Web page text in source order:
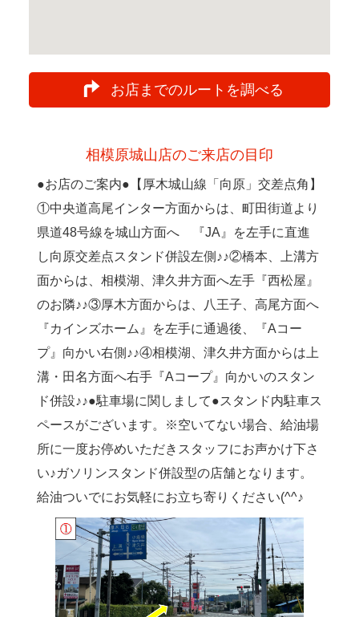
お店までのルートを調べる
相模原城山店のご来店の目印
●お店のご案内●【厚木城山線「向原」交差点角】
①中央道高尾インター方面からは、町田街道より
県道48号線を城山方面へ 『JA』を左手に直進
し向原交差点スタンド併設左側♪♪②橋本、上溝方
面からは、相模湖、津久井方面へ左手『西松屋』
のお隣♪♪③厚木方面からは、八王子、高尾方面へ
『カインズホーム』を左手に通過後、『Aコー
プ』向かい右側♪♪④相模湖、津久井方面からは上
溝・田名方面へ右手『Aコープ』向かいのスタン
ド併設♪♪●駐車場に関しまして●スタンド内駐車ス
ペースがございます。※空いてない場合、給油場
所に一度お停めいただきスタッフにお声かけ下さ
い♪ガソリンスタンド併設型の店舗となります。
給油ついでにお気軽にお立ち寄りください(^^♪